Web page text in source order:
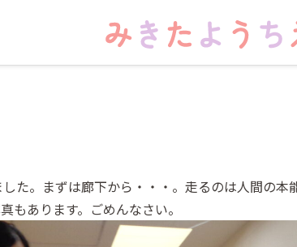
た。まずは廊下から・・・。走るのは人間の本
もあります。ごめんなさい。